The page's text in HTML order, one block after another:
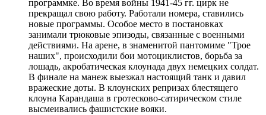
программке. Во время войны 1941-45 гг. цирк не
прекращал свою работу. Работали номера, ставились
новые программы. Особое место в постановках
занимали трюковые эпизоды, связанные с военными
действиями. На арене, в знаменитой пантомиме "Трое
наших", происходили бои мотоциклистов, борьба за
лошадь, акробатическая клоунада двух немецких солдат.
В финале на манеж выезжал настоящий танк и давил
вражеские доты. В клоунских репризах блестящего
клоуна Карандаша в гротесково-сатирическом стиле
высмеивались фашистские вояки.